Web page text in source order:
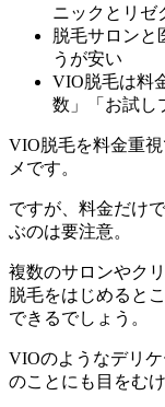
ニック と リゼ
脱毛サロンと
うが安い
VIO脱毛は料
数」「お試し
VIO脱毛を料金重
メです。
ですが、料金だけ
ぶのは要注意。
複数のサロンやク
脱毛をはじめると
できるでしょう。
VIOのようなデリ
のことにも目をむ